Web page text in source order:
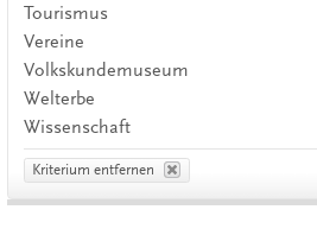
Tourismus
Vereine
Volkskundemuseum
Welterbe
Wissenschaft
Kriterium entfernen